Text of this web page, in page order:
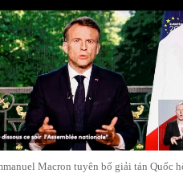
Macron tuyên bố giải tán Quốc